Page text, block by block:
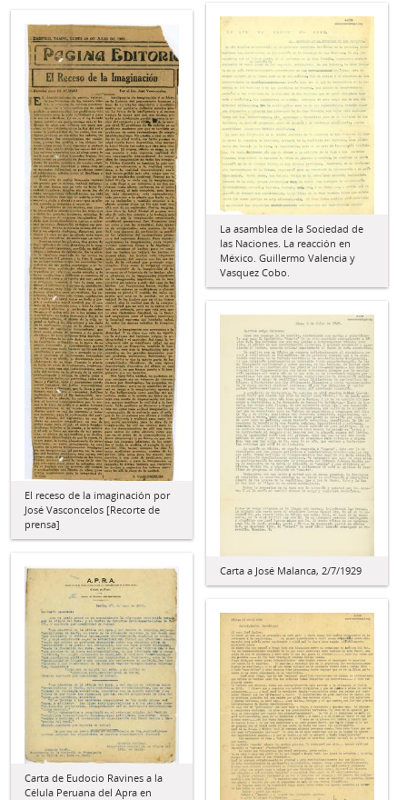
La asamblea de la Sociedad de
las Naciones. La reacción en
México. Guillermo Valencia y
Vasquez Cobo.
El receso de la imaginación por
José Vasconcelos [Recorte de
prensa]
Carta a José Malanca, 2/7/1929
Carta de Eudocio Ravines a la
Célula Peruana del Apra en